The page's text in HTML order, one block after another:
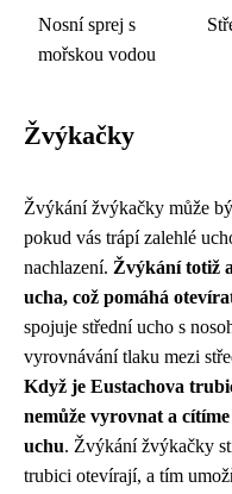
Nosní sprej s
mořskou vodou
Žvýkačky
Žvýkání žvýkačky může
pokud vás trápí zalehlé
nachlazení. Žvýkání totiž
ucha, což pomáhá
spojuje střední ucho s
vyrovnávání tlaku mezi
Když je Eustachova
nemůže vyrovnat a
uchu. Žvýkání žvýkačky
trubici otevírají, a tím